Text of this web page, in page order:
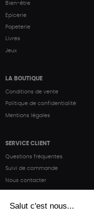
Bien-être
Epicerie
Papeterie
Livres
Jeux
LA BOUTIQUE
Conditions de vente
Politique de confidentialité
Mentions légales
SERVICE CLIENT
Questions fréquentes
Suivi de commande
Nous contacter